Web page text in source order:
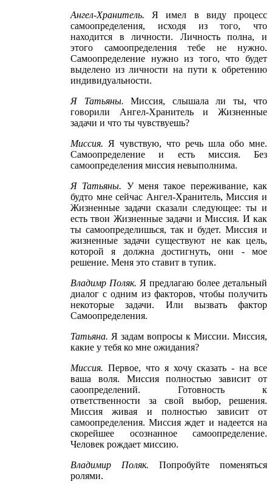
Ангел-Хранитель. Я имел в виду процесс
самоопределения, исходя из того, что
находится в личности. Личность полна, и
этого самоопределения тебе не нужно.
Самоопределение нужно из того, что будет
выделено из личности на пути к обретению
индивидуальности.
Я Татьяны. Миссия, слышала ли ты, что
говорили Ангел-Хранитель и Жизненные
задачи и что ты чувствуешь?
Миссия. Я чувствую, что речь шла обо мне.
Самоопределение и есть миссия. Без
самоопределения миссия невыполнима.
Я Татьяны. У меня такое переживание, как
будто мне сейчас Ангел-Хранитель, Миссия и
Жизненные задачи сказали следующее: ты и
есть твои Жизненные задачи и Миссия. И как
ты самоопределишься, так и будет. Миссия и
жизненные задачи существуют не как цель,
которой я должна достигнуть, они - мое
решение. Меня это ставит в тупик.
Владимр Поляк. Я предлагаю более детальный
диалог с одним из факторов, чтобы получить
некоторые задачи. Или вызвать фактор
Самоопределения.
Татьяна. Я задам вопросы к Миссии. Миссия,
какие у тебя ко мне ожидания?
Миссия. Первое, что я хочу сказать - на все
ваша воля. Миссия полностью зависит от
саоопределений. Готовность к
ответственности за свой выбор, решения.
Миссия живая и полностью зависит от
самоопределения. Миссия ждет и надеется на
скорейшее осознанное самоопределение.
Человек рождает миссию.
Владимир Поляк. Попробуйте поменяться
ролями.